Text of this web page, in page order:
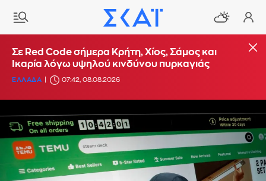
Σε Red Code σήμερα Κρήτη, Χίος, Σάμος και
Ικαρία λόγω υψηλού κινδύνου πυρκαγιάς
ΕΛΛΑΔΑ 07:42, 08.08.2026